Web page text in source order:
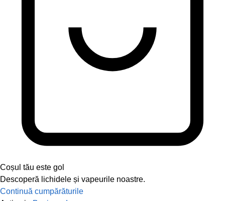
Coșul tău este gol
Descoperă lichidele și vapeurile noastre.
Continuă cumpărăturile